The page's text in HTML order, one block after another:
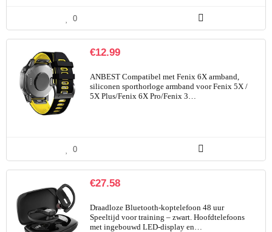
0
€12.99
ANBEST Compatibel met Fenix 6X armband,
siliconen sporthorloge armband voor Fenix 5X /
5X Plus/Fenix 6X Pro/Fenix 3…
0
€27.58
Draadloze Bluetooth-koptelefoon 48 uur
Speeltijd voor training – zwart. Hoofdtelefoons
met ingebouwd LED-display en…